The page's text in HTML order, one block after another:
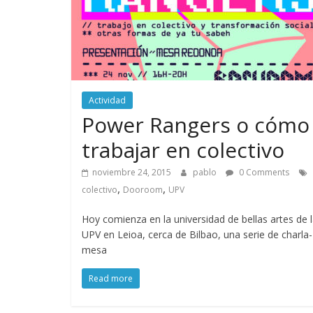
Actividad
Power Rangers o cómo
trabajar en colectivo
noviembre 24, 2015 pablo
0 Comments
colectivo, Dooroom, UPV
Hoy comienza en la universidad de bellas artes de
UPV en Leioa, cerca de Bilbao, una serie de charla-
mesa
Read more